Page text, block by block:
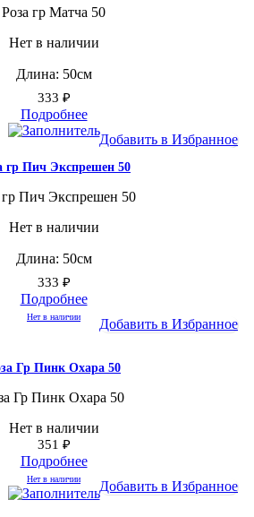
Роза гр Матча 50
Нет в наличии
Длина: 50см
333 ₽
Подробнее
Добавить в Избранное
гр Пич Экспрешен 50
гр Пич Экспрешен 50
Нет в наличии
Длина: 50см
333 ₽
Подробнее
Нет в наличии Добавить в Избранное
Гр Пинк Охара 50
Гр Пинк Охара 50
Нет в наличии
351 ₽
Подробнее
Нет в наличии Добавить в Избранное